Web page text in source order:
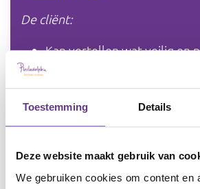
Toestemming Details
Deze website maakt gebruik van
We gebruiken cookies om content en
De cliënt:
Kan vertellen wat veilig en
Kent verschillende vormen
het verloop ervan
Maakt een profiel wie die is
die zoekt
Oefent vaardigheden